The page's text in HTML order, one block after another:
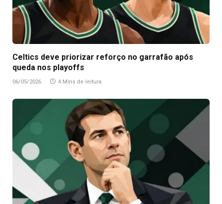
Celtics deve priorizar reforço no garrafão após
queda nos playoffs
06/05/2026 4 Mins de leitura